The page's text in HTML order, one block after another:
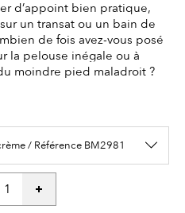
d’appoint bien pratique,
un transat ou un bain de
de fois avez-vous posé
la pelouse inégale ou à
moindre pied maladroit ?
/ Référence BM2981